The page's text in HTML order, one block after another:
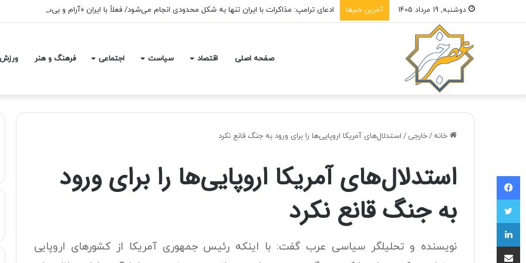
دوشنبه, 19 مرداد 1405 آخرین خبرها ادعای ترامپ: مذاکرات با ایران تنها به شکل محدودی انجام می‌شود/ فعلاً با ایران «آرام و بی‌سروصدا» پیش
صفحه اصلی اقتصاد سیاست اجتماعی فرهنگ و هنر ورزش
خانه /خارجی / استدلال‌های آمریکا اروپایی‌ها را برای ورود به جنگ قانع نکرد
استدلال‌های آمریکا اروپایی‌ها را برای ورود
به جنگ قانع نکرد
نویسنده و تحلیلگر سیاسی عرب گفت: با اینکه رئیس جمهوری آمریکا از کشورهای اروپایی